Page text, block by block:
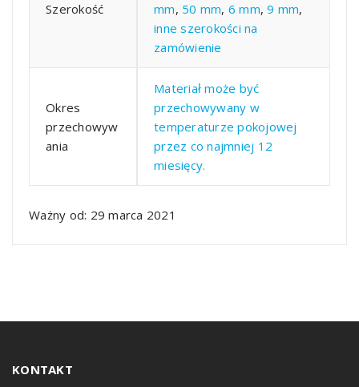
Szerokość
mm, 50 mm, 6 mm,9 mm,
inne szerokości na
zamówienie
Okres
przechowyw
ania
Materiał może być
przechowywany w
temperaturze pokojowej
przez co najmniej 12
miesięcy.
Ważny od: 29 marca 2021
KONTAKT